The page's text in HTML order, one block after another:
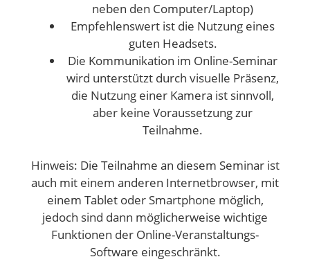
neben den Computer/Laptop)
Empfehlenswert ist die Nutzung eines
guten Headsets.
Die Kommunikation im Online-Seminar
wird unterstützt durch visuelle Präsenz,
die Nutzung einer Kamera ist sinnvoll,
aber keine Voraussetzung zur
Teilnahme.
Hinweis: Die Teilnahme an diesem Seminar ist
auch mit einem anderen Internetbrowser, mit
einem Tablet oder Smartphone möglich,
jedoch sind dann möglicherweise wichtige
Funktionen der Online-Veranstaltungs-
Software eingeschränkt.